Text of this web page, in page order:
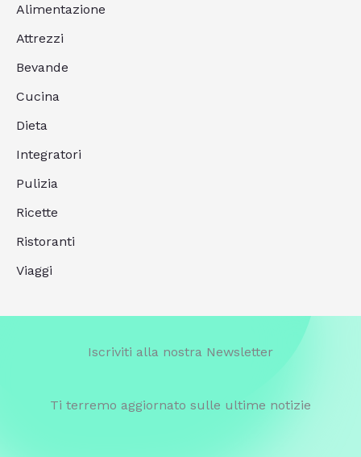
Alimentazione
Attrezzi
Bevande
Cucina
Dieta
Integratori
Pulizia
Ricette
Ristoranti
Viaggi
Iscriviti alla nostra Newsletter
Ti terremo aggiornato sulle ultime notizie